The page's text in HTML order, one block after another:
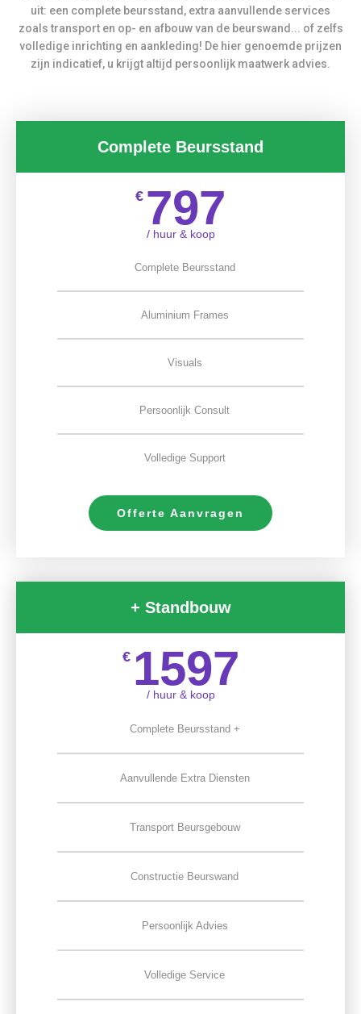
uit: een complete beursstand, extra aanvullende services
zoals transport en op- en afbouw van de beurswand... of zelfs
volledige inrichting en aankleding! De hier genoemde prijzen
zijn indicatief, u krijgt altijd persoonlijk maatwerk advies.
Complete Beursstand
€ 797
/ huur & koop
Complete Beursstand
Aluminium Frames
Visuals
Persoonlijk Consult
Volledige Support
Offerte Aanvragen
+ Standbouw
€ 1597
/ huur & koop
Complete Beursstand +
Aanvullende Extra Diensten
Transport Beursgebouw
Constructie Beurswand
Persoonlijk Advies
Volledige Service